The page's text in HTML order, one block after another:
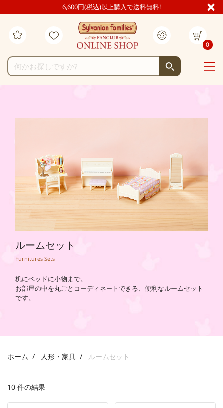
6,600円(税込)以上購入で送料無料!
0
ルームセット
Furnitures Sets
机にベッドに小物まで。
お部屋の中を丸ごとコーディネートできる、便利なルームセット
です。
ホーム 人形・家具 ルームセット
10 件の結果